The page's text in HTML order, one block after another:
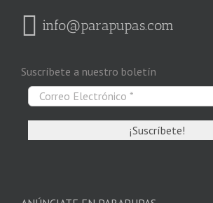
info@parapupas.com
Suscríbete a nuestro boletín